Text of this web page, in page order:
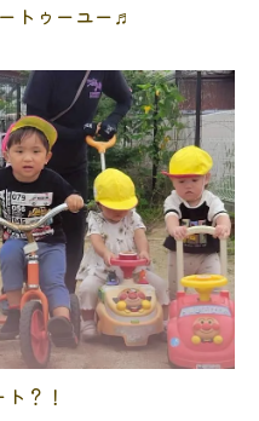
トゥーユー♬
？！